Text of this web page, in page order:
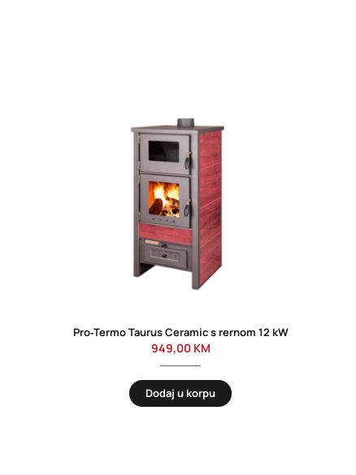
Pro‑Termo Taurus Ceramic s rernom 12 kW
949,00 KM
Dodaj u korpu